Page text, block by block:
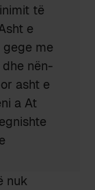
të
e
me
nën-
asht e
a At
nuk